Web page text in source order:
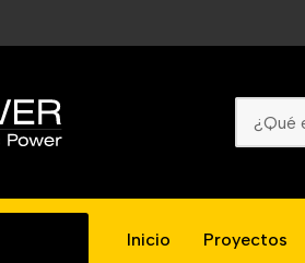
Inicio Proyectos